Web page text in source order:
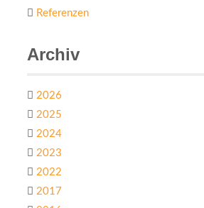
Referenzen
Archiv
2026
2025
2024
2023
2022
2017